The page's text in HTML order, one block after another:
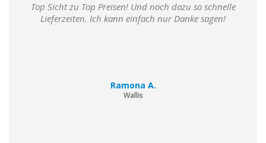
Top Sicht zu Top Preisen! Und noch dazu so schnelle
Lieferzeiten. Ich kann einfach nur Danke sagen!
Ramona A.
Wallis